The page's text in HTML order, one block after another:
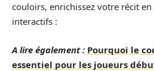
couloirs, enrichissez votre récit
interactifs :
A lire également : Pourquoi le
essentiel pour les joueurs